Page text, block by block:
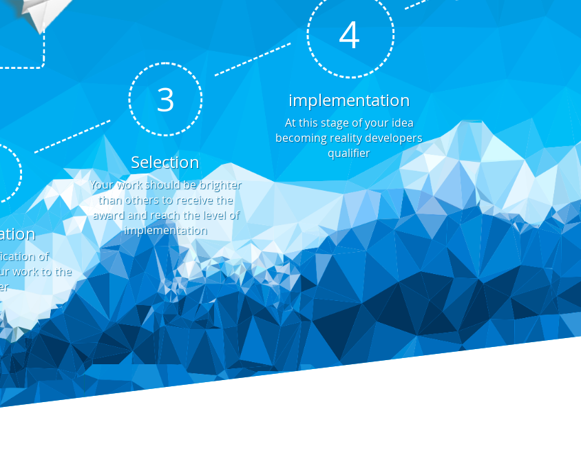
of
work to the
3
Selection
Your work should be brighter
than others to receive the
award and reach the level of
implementation
4
implementation
At this stage of your idea
becoming reality developers
qualifier